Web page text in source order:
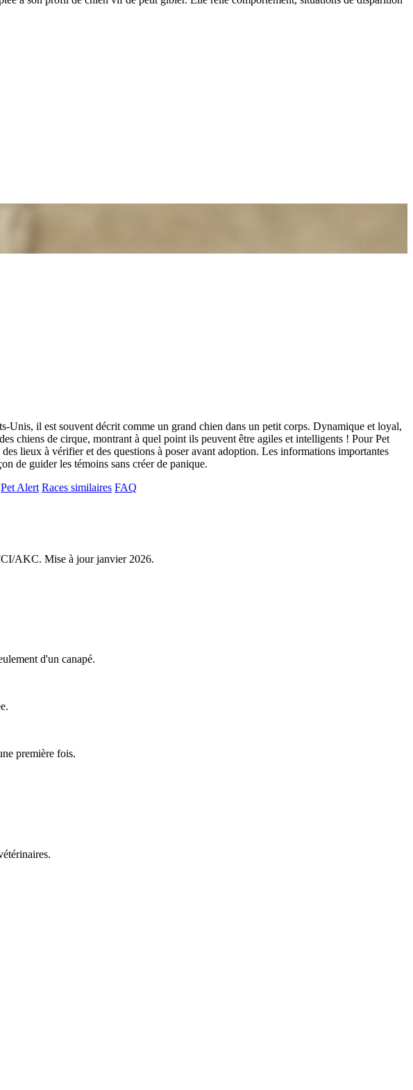
il est souvent décrit comme un grand chien dans un petit corps. Dynamique et loyal,
chiens de cirque, montrant à quel point ils peuvent être agiles et intelligents ! Pour Pet
lieux à vérifier et des questions à poser avant adoption. Les informations importantes
de guider les témoins sans créer de panique.
Pet Alert Races similaires FAQ
AKC. Mise à jour janvier 2026.
d'un canapé.
première fois.